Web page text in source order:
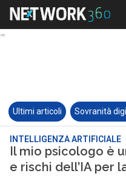
Ultimi articoli Sovranità
INTELLIGENZA ARTIFICIALE
Il mio psicologo è
e rischi dell’IA per